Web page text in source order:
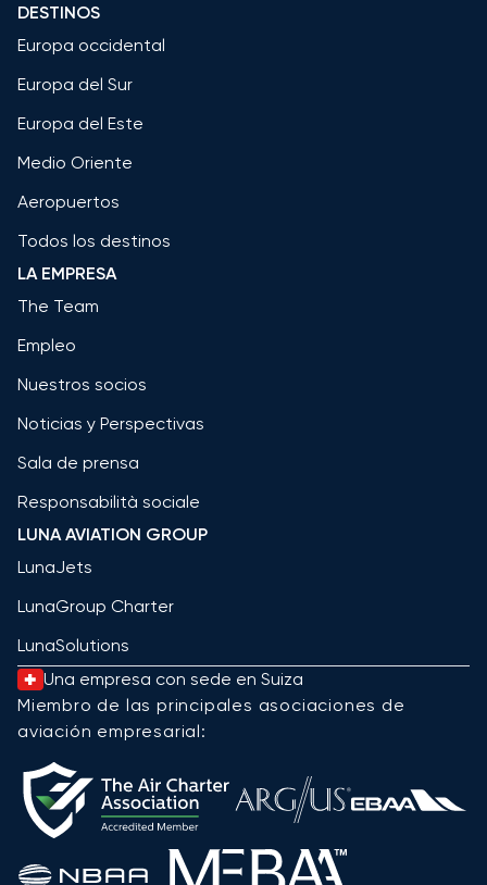
DESTINOS
Europa occidental
Europa del Sur
Europa del Este
Medio Oriente
Aeropuertos
Todos los destinos
LA EMPRESA
The Team
Empleo
Nuestros socios
Noticias y Perspectivas
Sala de prensa
Responsabilità sociale
LUNA AVIATION GROUP
LunaJets
LunaGroup Charter
LunaSolutions
Una empresa con sede en Suiza
Miembro de las principales asociaciones de
aviación empresarial: